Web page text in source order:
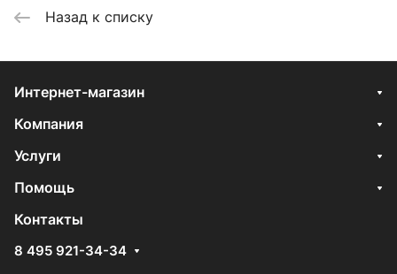
Назад к списку
Интернет-магазин
Компания
Услуги
Помощь
Контакты
8 495 921-34-34